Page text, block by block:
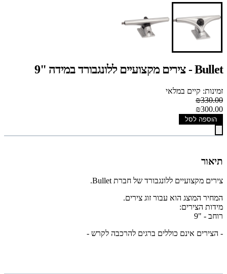
Bullet - צירים מקצועיים ללונגבורד במידה "9
זמינות: קיים במלאי
₪330.00
₪300.00
הוספה לסל
תיאור
צירים מקצועיים ללונגבורד של חברת Bullet.
המחיר המוצג הוא עבור זוג צירים.
מידות הצירים:
רוחב - "9
- הצירים אינם כוללים ברגים להרכבה לקרש -